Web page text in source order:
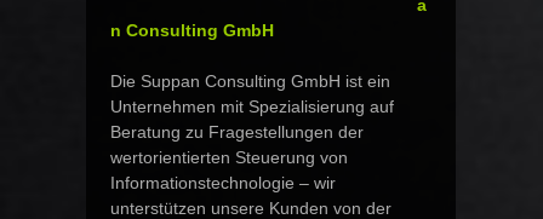
a
n Consulting GmbH
Die Suppan Consulting GmbH ist ein
Unternehmen mit Spezialisierung auf
Beratung zu Fragestellungen der
wertorientierten Steuerung von
Informationstechnologie – wir
unterstützen unsere Kunden von der